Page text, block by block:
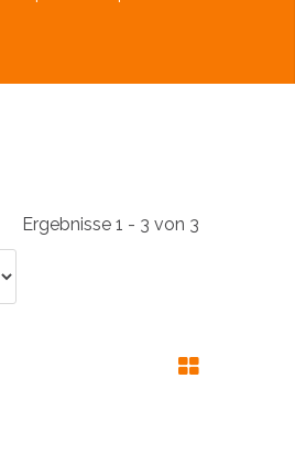
Ergebnisse 1 - 3 von 3